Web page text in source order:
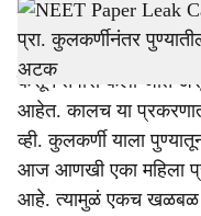
h
a
r
e
NEET Paper Leak Mastermind
NEET Paper Leak
कसून तपास केला जात
आहेत. कालच या
व्ही. कुलकर्णी याला
आज आणखी एका महिला
आहे. त्यामुळं एकच खळबळ